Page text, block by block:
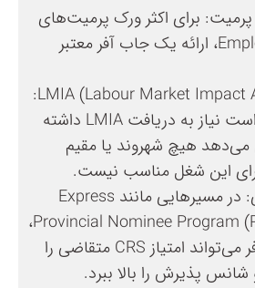
برای اکثر ورک پرمیت‌های
Employer-specific، ارائه یک جاب آفر معتبر
LMIA (Labour Market Impact Assessment):
کارفرما ممکن است نیاز به دریافت LMIA داشته
هیچ شهروند یا مقیم
برای این شغل مناسب نیست.
امتیاز مهاجرتی: در مسیرهایی مانند Express
Entry یا Provincial Nominee Program (PNP)،
داشتن جاب آفر می‌تواند امتیاز CRS متقاضی را
پذیرش را بالا ببرد.